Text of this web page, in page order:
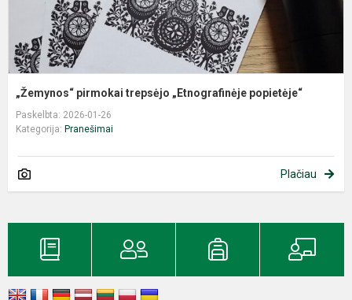
„Žemynos“ pirmokai trepsėjo „Etnografinėje popietėje“
Paskelbta: 2026-01-26
Kategorija: Pranešimai
Plačiau